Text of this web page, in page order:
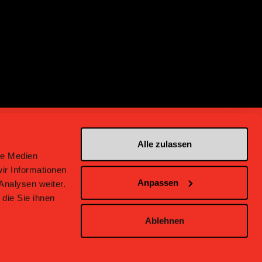
Medien
Informationen
weiter.
Sie ihnen
Alle zulassen
Anpassen
Ablehnen
bei Bern